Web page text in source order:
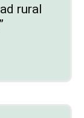
rural